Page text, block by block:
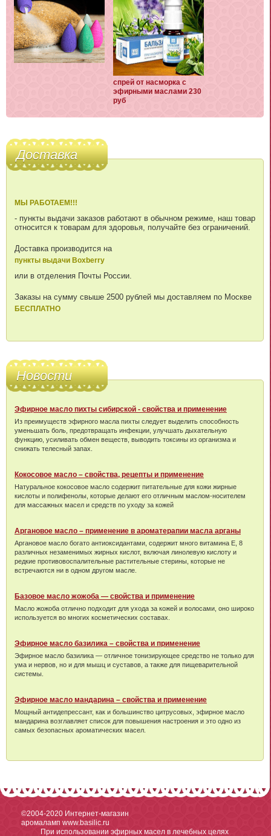
спрей от насморка с
эфирными маслами 230
руб
Доставка
МЫ РАБОТАЕМ!!!
- пункты выдачи заказов работают в обычном режиме, наш товар
относится к товарам для здоровья, получайте без ограничений.
Доставка производится на
пункты выдачи Boxberry
или в отделения Почты России.
Заказы на сумму свыше 2500 рублей мы доставляем по Москве
БЕСПЛАТНО
Новости
Эфирное масло пихты сибирской - свойства и применение
Из преимуществ эфирного масла пихты следует выделить способность
уменьшать боль, предотвращать инфекции, улучшать дыхательную
функцию, усиливать обмен веществ, выводить токсины из организма и
снижать телесный запах.
Кокосовое масло – свойства, рецепты и применение
Натуральное кокосовое масло содержит питательные для кожи жирные
кислоты и полифенолы, которые делают его отличным маслом-носителем
для массажных масел и средств по уходу за кожей
Аргановое масло – применение в ароматерапии масла арганы
Аргановое масло богато антиоксидантами, содержит много витамина Е, 8
различных незаменимых жирных кислот, включая линолевую кислоту и
редкие противовоспалительные растительные стерины, которые не
встречаются ни в одном другом масле.
Базовое масло жожоба — свойства и применение
Масло жожоба отлично подходит для ухода за кожей и волосами, оно широко
используется во многих косметических составах.
Эфирное масло базилика – свойства и применение
Эфирное масло базилика — отличное тонизирующее средство не только для
ума и нервов, но и для мышц и суставов, а также для пищеварительной
системы.
Эфирное масло мандарина – свойства и применение
Мощный антидепрессант, как и большинство цитрусовых, эфирное масло
мандарина возглавляет список для повышения настроения и это одно из
самых безопасных ароматических масел.
©2004-2020 Интернет-магазин
аромаламп www.basilic.ru
При использовании эфирных масел в лечебных целях